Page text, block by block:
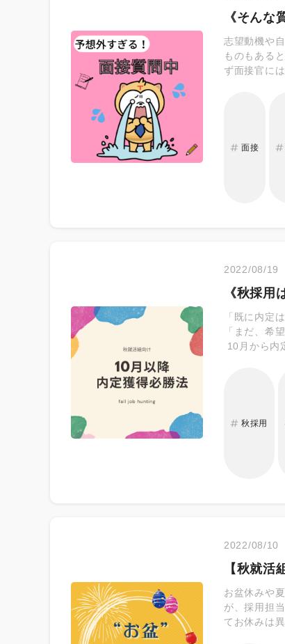
《そんな
志望動機や
ものもある
ず面接官に
以上の企業
面接
2022/08/19
《秋採用
「既に内定
「まだ、希
10月から内
秋採用
2022/08/10
【秋就活
お盆休みや
が、採用担
てお休みは